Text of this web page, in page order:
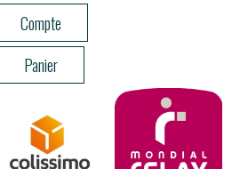
Compte
Panier